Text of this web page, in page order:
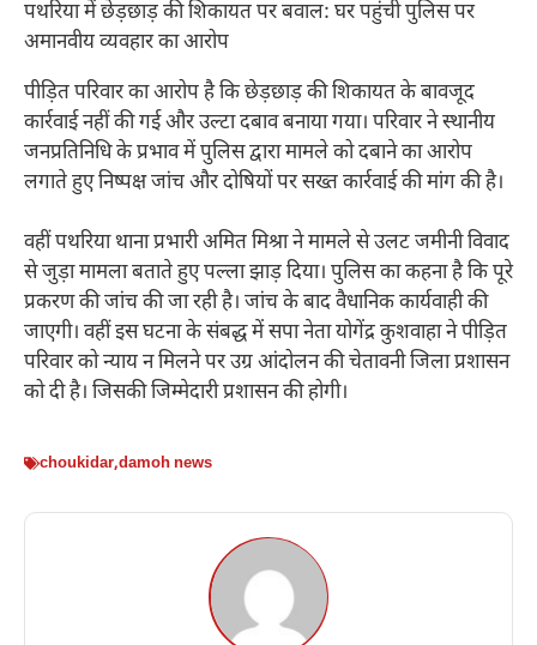
पथरिया में छेड़छाड़ की शिकायत पर बवाल: घर पहुंची पुलिस पर
अमानवीय व्यवहार का आरोप
पीड़ित परिवार का आरोप है कि छेड़छाड़ की शिकायत के बावजूद
कार्रवाई नहीं की गई और उल्टा दबाव बनाया गया। परिवार ने स्थानीय
जनप्रतिनिधि के प्रभाव में पुलिस द्वारा मामले को दबाने का आरोप
लगाते हुए निष्पक्ष जांच और दोषियों पर सख्त कार्रवाई की मांग की है।
वहीं पथरिया थाना प्रभारी अमित मिश्रा ने मामले से उलट जमीनी विवाद
से जुड़ा मामला बताते हुए पल्ला झाड़ दिया। पुलिस का कहना है कि पूरे
प्रकरण की जांच की जा रही है। जांच के बाद वैधानिक कार्यवाही की
जाएगी। वहीं इस घटना के संबद्ध में सपा नेता योगेंद्र कुशवाहा ने पीड़ित
परिवार को न्याय न मिलने पर उग्र आंदोलन की चेतावनी जिला प्रशासन
को दी है। जिसकी जिम्मेदारी प्रशासन की होगी।
choukidar,damoh news